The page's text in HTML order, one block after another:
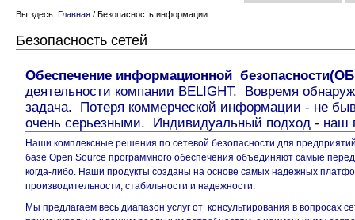
Вы здесь: Главная / Безопасность информации
Безопасность сетей
Обеспечение информационной
деятельности компании BELIGHT. Вовремя
задача. Потеря коммерческой информации - не
очень серьезными. Индивидуальный подход - наш
Наши комплексные решения по сетевой безопасности для
базе Open Source программного обеспечения объединяют самые
когда-либо. Наши продукты созданы на основе самых надежных
производительности, стабильности и надежности.
Мы предлагаем весь диапазон услуг от консультирования в вопросах